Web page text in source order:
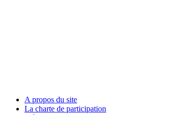
A propos du site
La charte de participation